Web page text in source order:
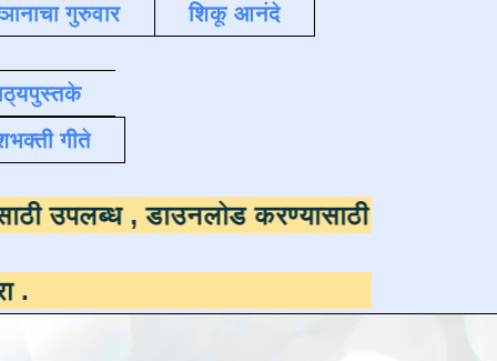
गुरुवार शिकू आनंदे
गीते
उपलब्ध ,डाउनलोड